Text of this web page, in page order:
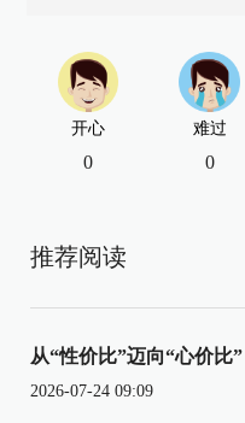
开心
0
难过
0
推荐阅读
从“性价比”迈向“心价比
2026-07-24 09:09